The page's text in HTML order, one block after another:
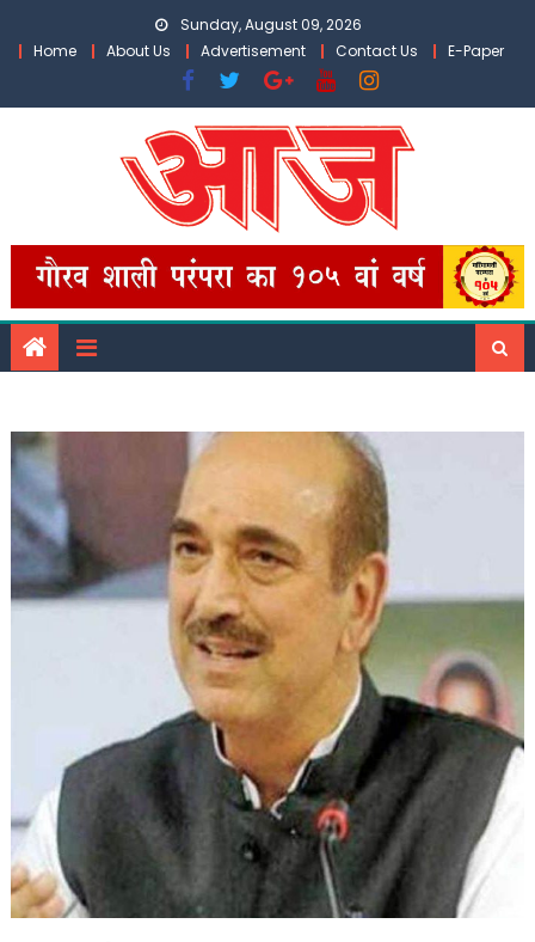
Sunday, August 09, 2026
Home
About Us Advertisement Contact Us E-Paper